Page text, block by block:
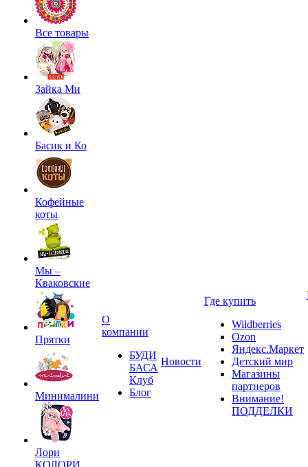
Все товары
Зайка Ми
Басик и Ко
Кофейные
коты
Мы –
Кваковские
Прятки
Минималини
Лори
КОЛОРИ
О
компании
БУДИ
БАСА
Клуб
Блог
Новости
Где купить
Wildberries
Ozon
Яндекс.Маркет
Детский мир
Магазины
партнеров
Внимание!
ПОДДЕЛКИ